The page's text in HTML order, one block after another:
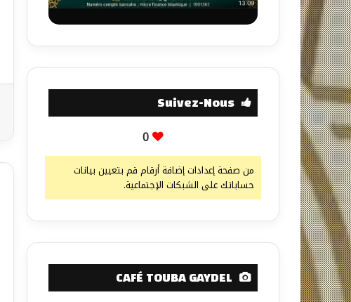
Suivez-Nous
0
من صفحة إعدادات إضافة أرقام قم بتعيين بيانات
حساباتك على الشبكات الإجتماعية.
CAFÉ TOUBA GAYDEL